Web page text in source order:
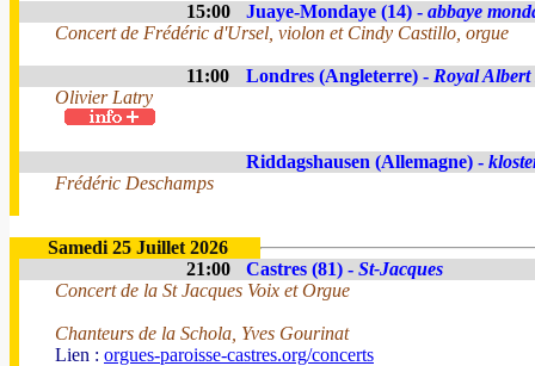
15:00 Juaye-Mondaye (14) - abbaye
Concert de Frédéric d'Ursel, violon et Cindy Castillo, orgue
11:00 Londres (Angleterre) - Royal
Olivier Latry
Riddagshausen (Allemagne) -
Frédéric Deschamps
Samedi 25 Juillet 2026
21:00
Castres (81) - St-Jacques
Concert de la St Jacques Voix et Orgue
Chanteurs de la Schola, Yves Gourinat
Lien : orgues-paroisse-castres.org/concerts